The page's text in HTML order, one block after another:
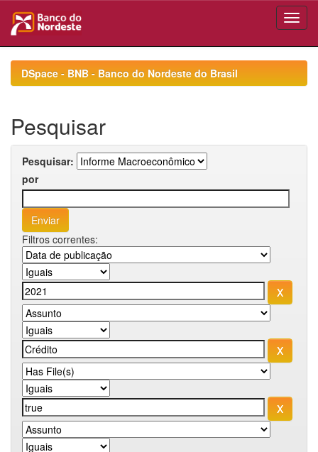
navigationDSpace - BNB - Banco do Nordeste do Brasil
Pesquisar
Pesquisar:
por
Filtros correntes: